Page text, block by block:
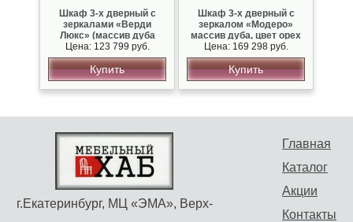
Шкаф 3-х дверный с
зеркалами «Верди
Люкс» (массив дуба
слоновая кость с
золотом)
Цена: 123 799 руб.
Купить
Шкаф 3-х дверный с
зеркалом «Модеро»
массив дуба, цвет орех
Цена: 169 298 руб.
Купить
Главная
Каталог
Акции
Контакты
г.Екатеринбург, МЦ «ЭМА», Верх-